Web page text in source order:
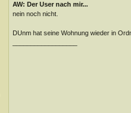
AW: Der User nach mir...
nein noch nicht.
DUnm hat seine Wohnung wieder in